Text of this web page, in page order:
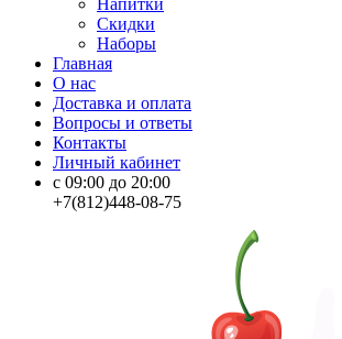
Напитки
Скидки
Наборы
Главная
О нас
Доставка и оплата
Вопросы и ответы
Контакты
Личный кабинет
с 09:00 до 20:00
+7(812)448-08-75